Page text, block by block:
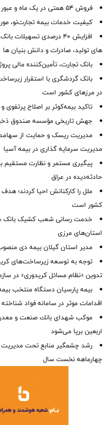
فروش 54 همتی در یک ماه و عبور درآمد سه‌ماهه از 81 همت
کیفیت خدمات بیمه تجارت‌نو،
افزایش 40 درصدی
های تولید، صادرات و دانش بنیان ها
بانک تجارت، تأمین‌کننده مالی پروژه
بانک گردشگری با استقرار
در مرزهای کشور است
تاکید بیمه‌کوثر بر اصلاح پرتفوی
جهش تاریخی مؤسسه صندوق
مدیریت ریسک و حمایت از
مدیریت سرمایه گذاری در بیمه آسیا
پیگیری مستمر و نظارت مستقیم
حادثه‌دیده در عراق
ملل را کارکنانش احیا کردند؛
کشور است
خدمت رسانی شعب کشیک بانک
استان‌‌های مرزی
‌مدیر استان گیلان بیمه دی
توجه به توسعه زیرساخت‌های
تدوین «نظام مسائل کریدوری» در
بیمه پارسیان دستگاه منتخب
اقدامات موثر در سامانه فواد
موكب شهدای بانك صنعت و معدن
اربعین برپا می‌شود
رشد چشمگیر منابع تحت
چهارماهه نخست سال